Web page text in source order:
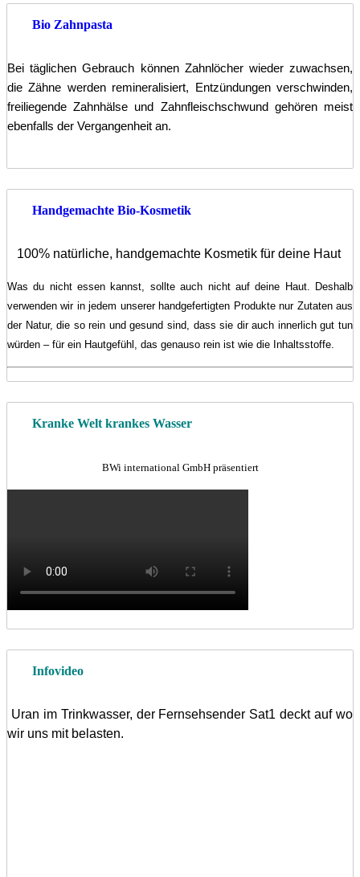
Bio Zahnpasta
Bei täglichen Gebrauch können Zahnlöcher wieder zuwachsen,
die Zähne werden remineralisiert, Entzündungen verschwinden,
freiliegende Zahnhälse und Zahnfleischschwund gehören meist
ebenfalls der Vergangenheit an.
Handgemachte Bio-Kosmetik
100% natürliche, handgemachte Kosmetik für deine Haut
Was du nicht essen kannst, sollte auch nicht auf deine Haut. Deshalb
verwenden wir in jedem unserer handgefertigten Produkte nur Zutaten aus
der Natur, die so rein und gesund sind, dass sie dir auch innerlich gut tun
würden – für ein Hautgefühl, das genauso rein ist wie die Inhaltsstoffe.
Kranke Welt krankes Wasser
BWi international GmbH präsentiert
Infovideo
Uran im Trinkwasser, der Fernsehsender Sat1 deckt auf wo
wir uns mit belasten.